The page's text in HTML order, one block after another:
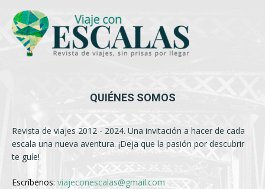
QUIÉNES SOMOS
Revista de viajes 2012 - 2024. Una invitación a hacer de cada
escala una nueva aventura. ¡Deja que la pasión por descubrir
te guíe!
Escríbenos: viajeconescalas@gmail.com